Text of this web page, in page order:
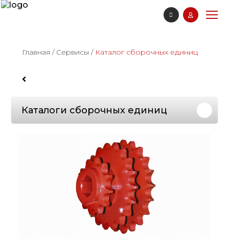
Главная / Сервисы / Каталог сборочных единиц
Каталоги сборочных единиц